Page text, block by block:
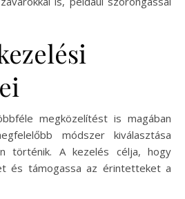
megközelítést is magában
módszer kiválasztása
történik. A kezelés célja, hogy
és támogassa az érintetteket a